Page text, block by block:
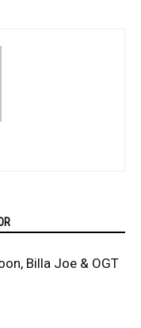
Billa Joe & OGT